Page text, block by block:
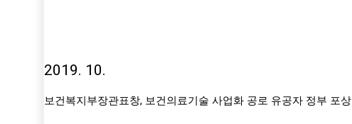
2019. 10.
보건복지부장관표창, 보건의료기술 사업화 공로 유공자 정부 포상